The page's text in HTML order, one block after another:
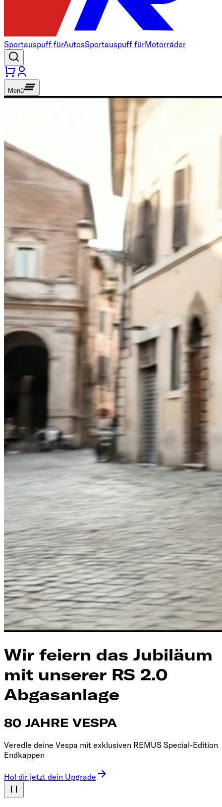
Sportauspuff fürAutosSportauspuff fürMotorräder
Menü
Wir feiern das Jubiläum
mit unserer RS 2.0
Abgasanlage
80 JAHRE VESPA
Veredle deine Vespa mit exklusiven REMUS Special-Edition
Endkappen
Hol dir jetzt dein Upgrade